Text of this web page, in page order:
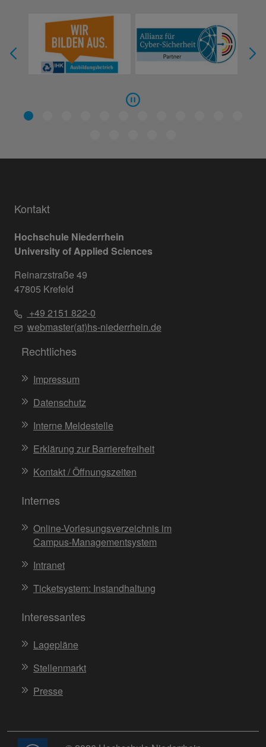
Kontakt
Hochschule Niederrhein
University of Applied Sciences
Reinarzstraße 49
47805 Krefeld
+49 2151 822-0
webmaster(at)hs-niederrhein.de
Rechtliches
Impressum
Datenschutz
Interne Meldestelle
Erklärung zur Barrierefreiheit
Kontakt / Öffnungszeiten
Internes
Online-Vorlesungsverzeichnis im
Campus-Managementsystem
Intranet
Ticketsystem: Instandhaltung
Interessantes
Lagepläne
Stellenmarkt
Presse